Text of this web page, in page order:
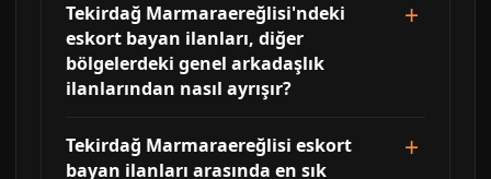
Tekirdağ Marmaraereğlisi'ndeki
eskort bayan ilanları, diğer
bölgelerdeki genel arkadaşlık
ilanlarından nasıl ayrışır?
Tekirdağ Marmaraereğlisi eskort
bayan ilanları arasında en sık